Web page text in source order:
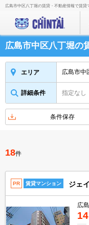
広島市中区八丁堀の賃貸・不動産情報で賃
広島市中区八丁堀の
エリア 広島市中
詳細条件 指定なし
条件保存
18件
PR 賃貸マンション ジェ
広